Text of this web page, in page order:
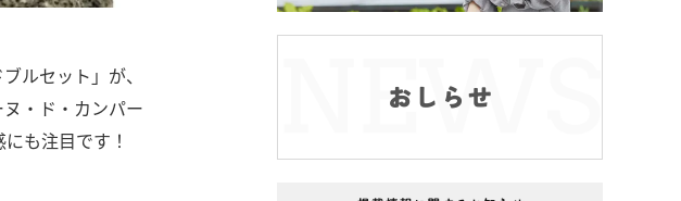
ルセット」が、
・ド・カンパー
にも注目です！